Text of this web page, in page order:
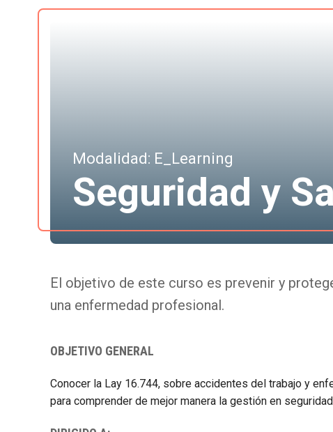
Modalidad: E_Learning
Seguridad y
El objetivo de este curso es prevenir y
una enfermedad profesional.
OBJETIVO GENERAL
Conocer la Lay 16.744, sobre accidentes del trabajo y
para comprender de mejor manera la gestión en